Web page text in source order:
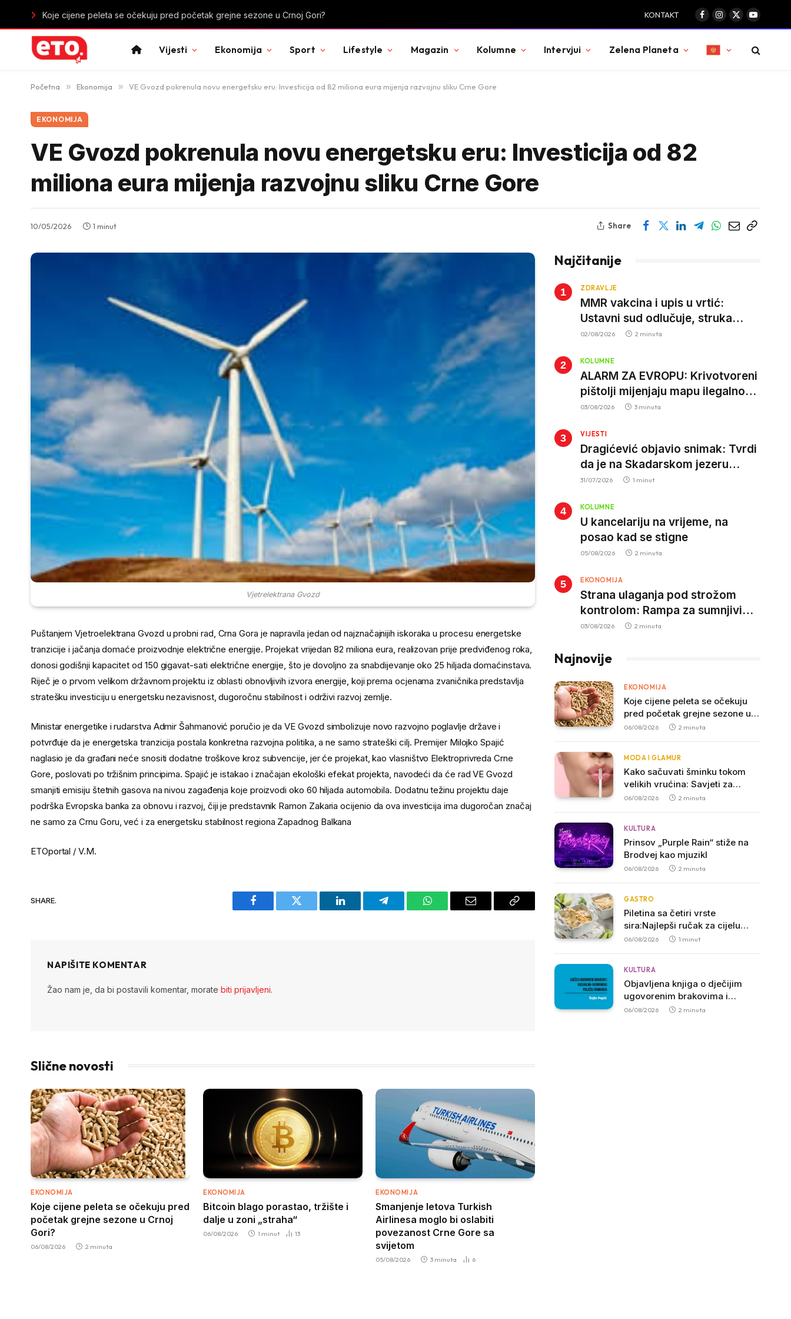
Kako sačuvati šminku tokom velikih vrućina: Savjeti za postojan izgled ljeti KONTAKT
Facebook
Instagram
X
(Twitter)
YouTube
Vijesti Ekonomija Sport Lifestyle Magazin Kolumne Intervjui Zelena Planeta
Početna » Ekonomija » VE Gvozd pokrenula novu energetsku eru: Investicija od 82 miliona eura mijenja razvojnu sliku Crne Gore
EKONOMIJA
VE Gvozd pokrenula novu energetsku eru: Investicija od 82
miliona eura mijenja razvojnu sliku Crne Gore
10/05/2026 1 minut Share
Vjetrelektrana Gvozd
Puštanjem Vjetroelektrana Gvozd u probni rad, Crna Gora je napravila jedan od najznačajnijih iskoraka u procesu energetske
tranzicije i jačanja domaće proizvodnje električne energije. Projekat vrijedan 82 miliona eura, realizovan prije predviđenog roka,
donosi godišnji kapacitet od 150 gigavat-sati električne energije, što je dovoljno za snabdijevanje oko 25 hiljada domaćinstava.
Riječ je o prvom velikom državnom projektu iz oblasti obnovljivih izvora energije, koji prema ocjenama zvaničnika predstavlja
stratešku investiciju u energetsku nezavisnost, dugoročnu stabilnost i održivi razvoj zemlje.
Ministar energetike i rudarstva Admir Šahmanović poručio je da VE Gvozd simbolizuje novo razvojno poglavlje države i
potvrđuje da je energetska tranzicija postala konkretna razvojna politika, a ne samo strateški cilj. Premijer Milojko Spajić
naglasio je da građani neće snositi dodatne troškove kroz subvencije, jer će projekat, kao vlasništvo Elektroprivreda Crne
Gore, poslovati po tržišnim principima. Spajić je istakao i značajan ekološki efekat projekta, navodeći da će rad VE Gvozd
smanjiti emisiju štetnih gasova na nivou zagađenja koje proizvodi oko 60 hiljada automobila. Dodatnu težinu projektu daje
podrška Evropska banka za obnovu i razvoj, čiji je predstavnik Ramon Zakaria ocijenio da ova investicija ima dugoročan značaj
ne samo za Crnu Goru, već i za energetsku stabilnost regiona Zapadnog Balkana
ETOportal / V.M.
SHARE.
Facebook Twitter LinkedIn Telegram WhatsAppEmail
Copy
NAPIŠITE KOMENTAR
Žao nam je, da bi postavili komentar, morate biti prijavljeni.
Slične novosti
EKONOMIJA
Koje cijene peleta se očekuju pred
početak grejne sezone u Crnoj
Gori?
06/08/2026 2 minuta
EKONOMIJA
Bitcoin blago porastao, tržište i
dalje u zoni „straha“
06/08/2026 1 minut 13
EKONOMIJA
Smanjenje letova Turkish
Airlinesa moglo bi oslabiti
povezanost Crne Gore sa
svijetom
05/08/2026 3 minuta 6
Najčitanije
ZDRAVLJE
MMR vakcina i upis u vrtić:
Ustavni sud odlučuje, struka
poziva roditelje da vjeruju nauci
02/08/2026 2 minuta
KOLUMNE
ALARM ZA EVROPU: Krivotvoreni
pištolji mijenjaju mapu ilegalnog
tržišta, istrage ukazuju na
03/08/2026 3 minuta
VIJESTI
Dragićević objavio snimak: Tvrdi
da je na Skadarskom jezeru
ponovo aktivan krivolov strujom
31/07/2026 1 minut
KOLUMNE
U kancelariju na vrijeme, na
posao kad se stigne
05/08/2026 2 minuta
EKONOMIJA
Strana ulaganja pod strožom
kontrolom: Rampa za sumnjivi
kapital
03/08/2026 2 minuta
Najnovije
EKONOMIJA
Koje cijene peleta se očekuju
pred početak grejne sezone u
Crnoj Gori?
06/08/2026 2 minuta
MODA I GLAMUR
Kako sačuvati šminku tokom
velikih vrućina: Savjeti za
postojan izgled ljeti
06/08/2026 2 minuta
KULTURA
Prinsov „Purple Rain“ stiže na
Brodvej kao mjuzikl
06/08/2026 2 minuta
GASTRO
Piletina sa četiri vrste
sira:Najlepši ručak za cijelu
porodicu
06/08/2026 1 minut
KULTURA
Objavljena knjiga o dječijim
ugovorenim brakovima i
položaju Romkinja u Crnoj Gori
06/08/2026 2 minuta